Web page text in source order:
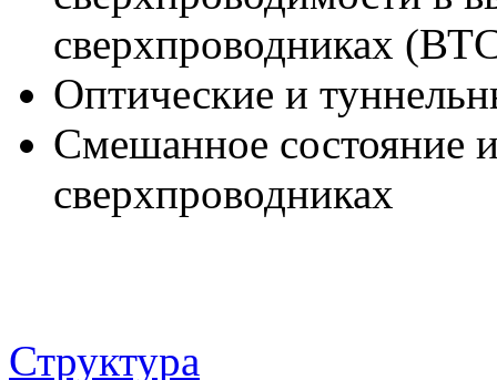
сверхпроводниках
Оптические и
Смешанное состояние
сверхпроводниках
Структура